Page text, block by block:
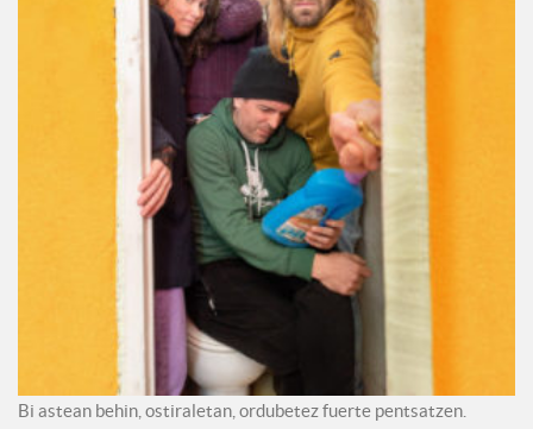
Bi astean behin, ostiraletan, ordubetez fuerte pentsatzen.